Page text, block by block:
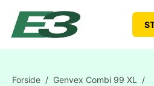
Forside / Genvex Combi 99 XL
/